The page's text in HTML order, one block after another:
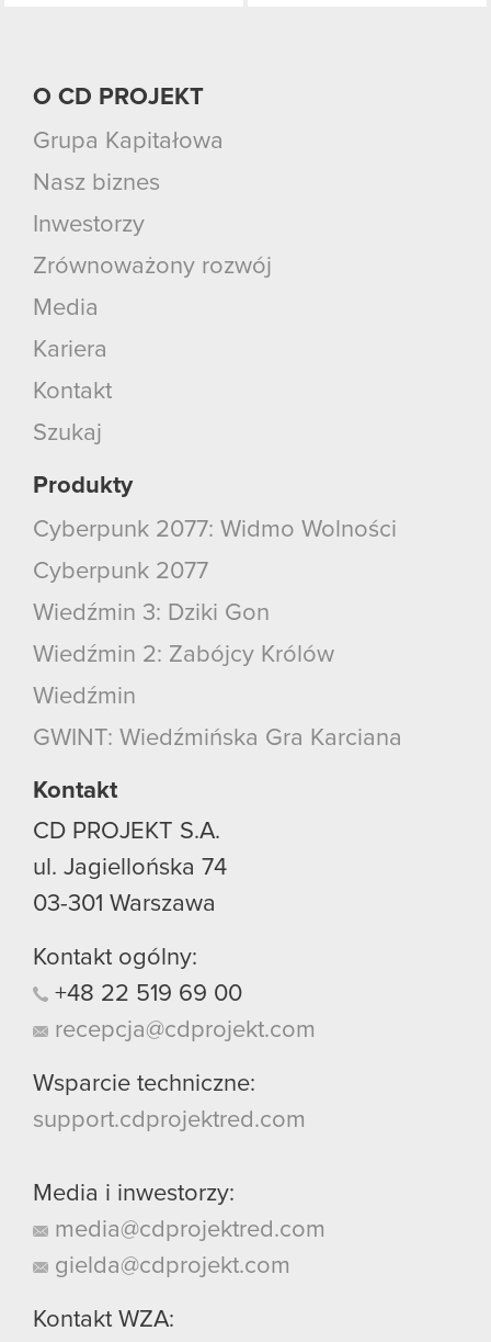
O CD PROJEKT
Grupa Kapitałowa
Nasz biznes
Inwestorzy
Zrównoważony rozwój
Media
Kariera
Kontakt
Szukaj
Produkty
Cyberpunk 2077: Widmo Wolności
Cyberpunk 2077
Wiedźmin 3: Dziki Gon
Wiedźmin 2: Zabójcy Królów
Wiedźmin
GWINT: Wiedźmińska Gra Karciana
Kontakt
CD PROJEKT S.A.
ul. Jagiellońska 74
03-301 Warszawa
Kontakt ogólny:
+48 22 519 69 00
recepcja@cdprojekt.com
Wsparcie techniczne:
support.cdprojektred.com
Media i inwestorzy:
media@cdprojektred.com
gielda@cdprojekt.com
Kontakt WZA: